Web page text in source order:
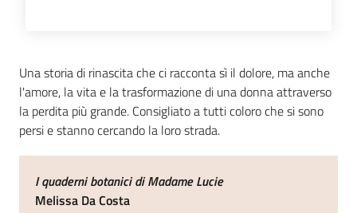
Una storia di rinascita che ci racconta sì il dolore, ma anche
l'amore, la vita e la trasformazione di una donna attraverso
la perdita più grande. Consigliato a tutti coloro che si sono
persi e stanno cercando la loro strada.
I quaderni botanici di Madame Lucie
Melissa Da Costa